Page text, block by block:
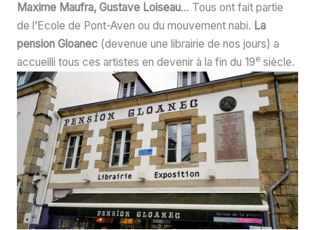
Maxime Maufra, Gustave Loiseau… Tous ont fait partie
de l’Ecole de Pont-Aven ou du mouvement nabi. La
pension Gloanec(devenue une librairie de nos jours) a
accueilli tous ces artistes en devenir à la fin du 19esiècle.